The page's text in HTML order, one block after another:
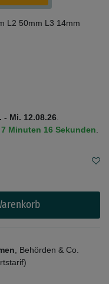
L2 50mm L3 14mm
- Mi. 12.08.26
7 Minuten 16 Sekunden
, Behörden & Co.